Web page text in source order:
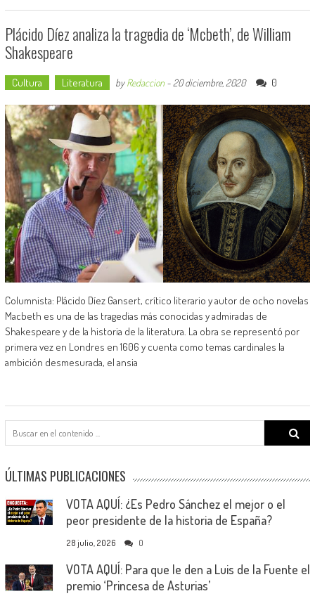
Plácido Díez analiza la tragedia de ‘Mcbeth’, de William
Shakespeare
Cultura Literatura byRedaccion- 20 diciembre, 2020 0
Columnista: Plácido Díez Gansert, crítico literario y autor de ocho novelas
Macbeth es una de las tragedias más conocidas y admiradas de
Shakespeare y de la historia de la literatura. La obra se representó por
primera vez en Londres en 1606 y cuenta como temas cardinales la
ambición desmesurada, el ansia
Search
for:
ÚLTIMAS PUBLICACIONES
VOTA AQUÍ: ¿Es Pedro Sánchez el mejor o el
peor presidente de la historia de España?
28 julio, 2026 0
VOTA AQUÍ: Para que le den a Luis de la Fuente el
premio ‘Princesa de Asturias’